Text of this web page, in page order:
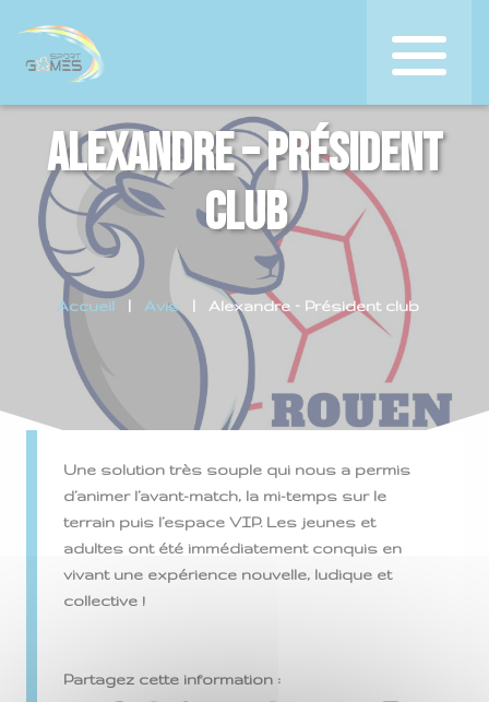
Alexandre – Président
club
Accueil Avis Alexandre – Président club
Une solution très souple qui nous a permis
d’animer l’avant-match, la mi-temps sur le
terrain puis l’espace VIP. Les jeunes et
adultes ont été immédiatement conquis en
vivant une expérience nouvelle, ludique et
collective !
Partagez cette information :